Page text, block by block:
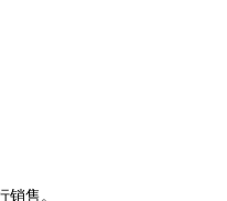
售。